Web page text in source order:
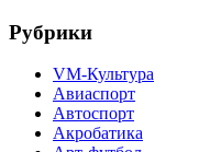
Рубрики
VM-Культура
Авиаспорт
Автоспорт
Акробатика